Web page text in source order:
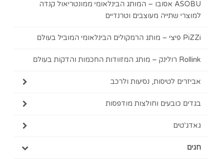
ASOBU אסובו – המותג הבינלאומי ממונטריאול קנדה
למוצרי שתייה מעוצבים וטרנדיים
PiZZi פיצי – מותג הרמקולים הבינלאומי המוביל בעולם
Rollink רולינק – מותג המזוודות החכמות והדקות בעולם
אביזרים לטיסות, נסיעות ולרכב
בגדים כובעים וחולצות מודפסות
גאדג'טים
חגים